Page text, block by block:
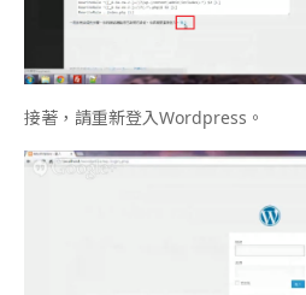
接著，請重新登入Wordpress。